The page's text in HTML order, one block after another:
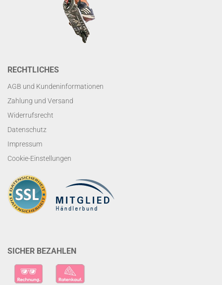
RECHTLICHES
AGB und Kundeninformationen
Zahlung und Versand
Widerrufsrecht
Datenschutz
Impressum
Cookie-Einstellungen
SICHER BEZAHLEN